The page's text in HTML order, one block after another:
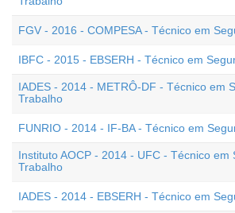
FGV - 2016 - COMPESA - Técnico em
IBFC - 2015 - EBSERH - Técnico em
IADES - 2014 - METRÔ-DF - Técnico em
Trabalho
FUNRIO - 2014 - IF-BA - Técnico em
Instituto AOCP - 2014 - UFC - Técnico em
Trabalho
IADES - 2014 - EBSERH - Técnico em